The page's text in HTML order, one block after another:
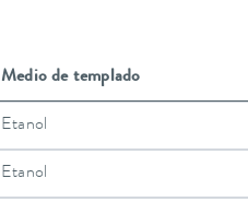
Medio de templado
Etanol
Etanol